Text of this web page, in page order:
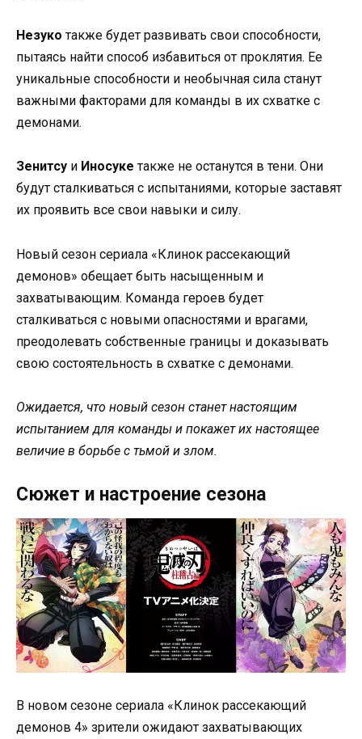
Незуко также будет развивать свои способности,
пытаясь найти способ избавиться от проклятия. Ее
уникальные способности и необычная сила станут
важными факторами для команды в их схватке с
демонами.
Зенитсу и Иносуке также не останутся в тени. Они
будут сталкиваться с испытаниями, которые заставят
их проявить все свои навыки и силу.
Новый сезон сериала «Клинок рассекающий
демонов» обещает быть насыщенным и
захватывающим. Команда героев будет
сталкиваться с новыми опасностями и врагами,
преодолевать собственные границы и доказывать
свою состоятельность в схватке с демонами.
Ожидается, что новый сезон станет настоящим
испытанием для команды и покажет их настоящее
величие в борьбе с тьмой и злом.
Сюжет и настроение сезона
В новом сезоне сериала «Клинок рассекающий
демонов 4» зрители ожидают захватывающих